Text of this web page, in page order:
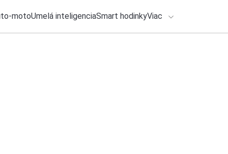
motoUmelá inteligenciaSmart hodinkyViac